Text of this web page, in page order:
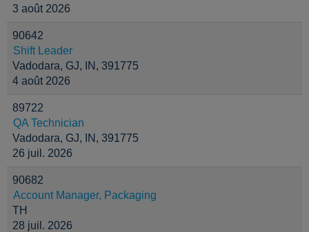
3 août 2026
90642
Shift Leader
Vadodara, GJ, IN, 391775
4 août 2026
89722
QA Technician
Vadodara, GJ, IN, 391775
26 juil. 2026
90682
Account Manager, Packaging
TH
28 juil. 2026